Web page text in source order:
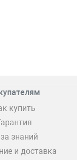
купить
знаний
и доставка